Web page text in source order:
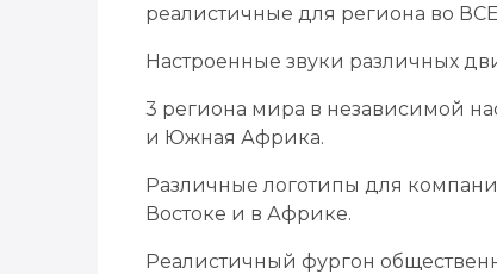
реалистичные для региона во
Настроенные звуки различных
3 региона мира в независимой
и Южная Африка.
Различные логотипы для
Востоке и в Африке.
Реалистичный фургон